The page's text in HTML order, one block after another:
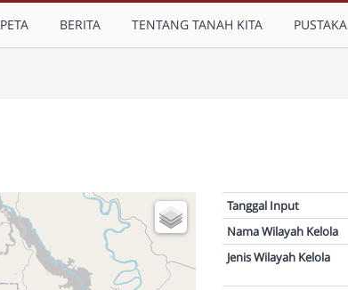
PETA BERITA TENTANG TANAH KITA PUSTAKA
Tanggal Input
Nama Wilayah Kelola
Jenis Wilayah Kelola